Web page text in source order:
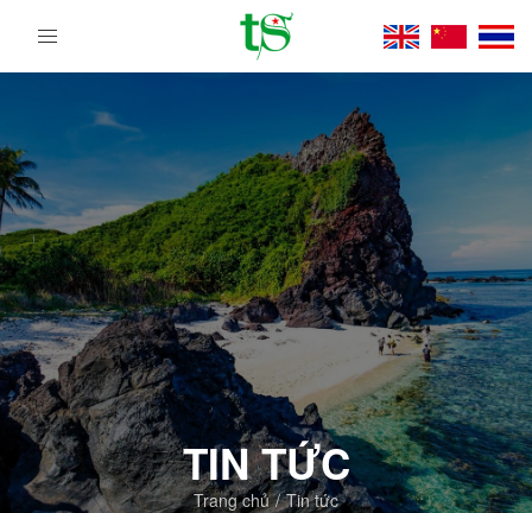
Tour
Việt
Nam
Từ
Bắc
Vào
Nam
|
Trường
Sa
Tourist
DMC
TIN TỨC
Trang chủ Tin tức